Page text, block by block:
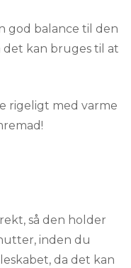
god balance til den
det kan bruges til at
rigeligt med varme
så den holder
inden du
da det kan